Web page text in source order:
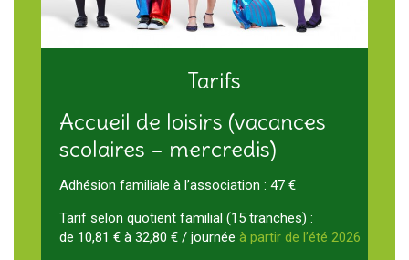
Tarifs
Accueil de loisirs (vacances
scolaires – mercredis)
Adhésion familiale à l’association : 47 €
Tarif selon quotient familial (15 tranches) :
de 10,81 € à 32,80 € / journée à partir de l’été 2026